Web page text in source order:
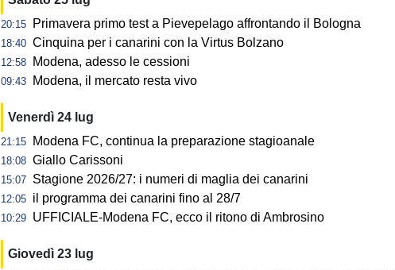
20:15 Primavera primo test a Pievepelago affrontando il Bologna
18:40 Cinquina per i canarini con la Virtus Bolzano
12:58 Modena, adesso le cessioni
09:43 Modena, il mercato resta vivo
Venerdì 24 lug
21:15 Modena FC, continua la preparazione stagioanale
18:08 Giallo Carissoni
15:07 Stagione 2026/27: i numeri di maglia dei canarini
12:05 il programma dei canarini fino al 28/7
10:29 UFFICIALE-Modena FC, ecco il ritono di Ambrosino
Giovedì 23 lug